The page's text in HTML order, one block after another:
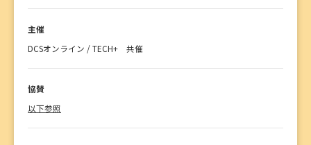
主催
DCSオンライン / TECH+ 共催
協賛
以下参照